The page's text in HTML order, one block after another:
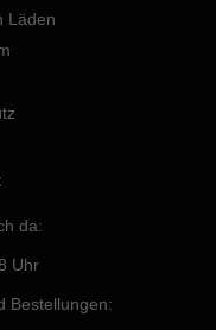
Läden
da:
Uhr
Bestellungen: